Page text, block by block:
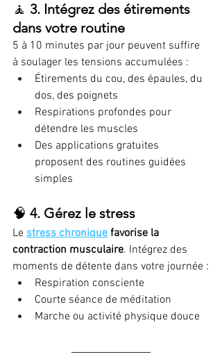
🧘 3. Intégrez des étirements
dans votre routine
5 à 10 minutes par jour peuvent suffire
à soulager les tensions accumulées :
Étirements du cou, des épaules, du
dos, des poignets
Respirations profondes pour
détendre les muscles
Des applications gratuites
proposent des routines guidées
simples
🧠 4. Gérez le stress
Le stress chronique favorise la
contraction musculaire. Intégrez des
moments de détente dans votre journée :
Respiration consciente
Courte séance de méditation
Marche ou activité physique douce